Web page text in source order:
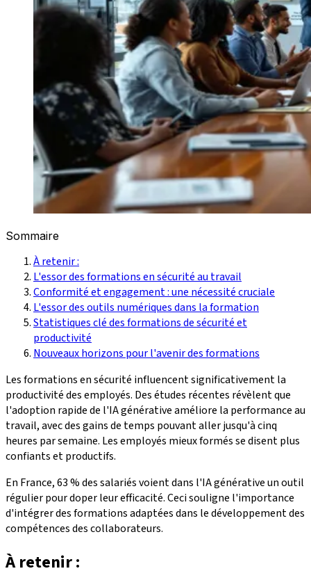
Sommaire
À retenir :
L'essor des formations en sécurité au travail
Conformité et engagement : une nécessité cruciale
L'essor des outils numériques dans la formation
Statistiques clé des formations de sécurité et
productivité
Nouveaux horizons pour l'avenir des formations
Les formations en sécurité influencent significativement la
productivité des employés. Des études récentes révèlent que
l'adoption rapide de l'IA générative améliore la performance au
travail, avec des gains de temps pouvant aller jusqu'à cinq
heures par semaine. Les employés mieux formés se disent plus
confiants et productifs.
En France, 63 % des salariés voient dans l'IA générative un outil
régulier pour doper leur efficacité. Ceci souligne l'importance
d'intégrer des formations adaptées dans le développement des
compétences des collaborateurs.
À retenir :